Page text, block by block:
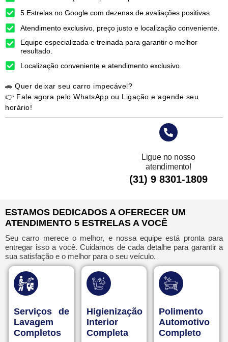
5 Estrelas no Google com dezenas de avaliações positivas.
Atendimento exclusivo, preço justo e localização conveniente.
Equipe especializada e treinada para garantir o melhor
resultado.
Localização conveniente e atendimento exclusivo.
🚗 Quer deixar seu carro impecável?
👉 Fale agora pelo WhatsApp ou Ligação e agende seu
horário!
Ligue no nosso
atendimento!
(31) 9 8301-1809
ESTAMOS DEDICADOS A OFERECER UM
ATENDIMENTO 5 ESTRELAS A VOCÊ
Seu carro merece o melhor, e nossa equipe está pronta para
entregar isso a você. Cuidamos de cada detalhe para garantir a
sua satisfação e o melhor para o seu veículo.
Serviços de
Lavagem
Completos
Higienização
Interior
Completa
Polimento
Automotivo
Completo